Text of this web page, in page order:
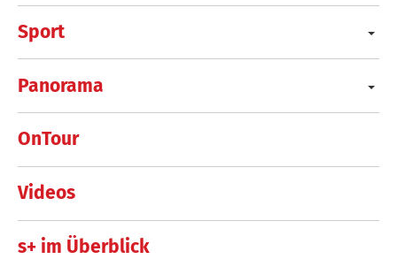
Sport
Panorama
OnTour
Videos
s+ im Überblick